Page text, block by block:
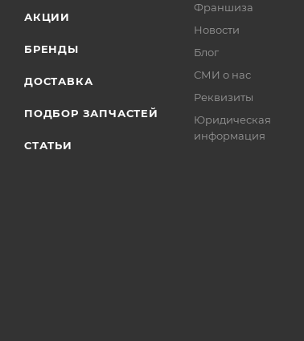
АКЦИИ
БРЕНДЫ
ДОСТАВКА
ПОДБОР ЗАПЧАСТЕЙ
СТАТЬИ
Франшиза
Новости
Блог
СМИ о нас
Реквизиты
Юридическая
информация